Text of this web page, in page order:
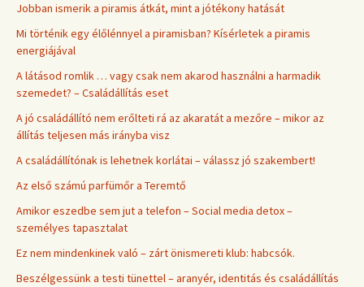
Jobban ismerik a piramis átkát, mint a jótékony hatását
Mi történik egy élőlénnyel a piramisban? Kísérletek a piramis
energiájával
A látásod romlik … vagy csak nem akarod használni a harmadik
szemedet? – Családállítás eset
A jó családállító nem erőlteti rá az akaratát a mezőre – mikor az
állítás teljesen más irányba visz
A családállítónak is lehetnek korlátai – válassz jó szakembert!
Az első számú parfümőr a Teremtő
Amikor eszedbe sem jut a telefon – Social media detox –
személyes tapasztalat
Ez nem mindenkinek való – zárt önismereti klub: habcsók.
Beszélgessünk a testi tünettel – aranyér, identitás és családállítás